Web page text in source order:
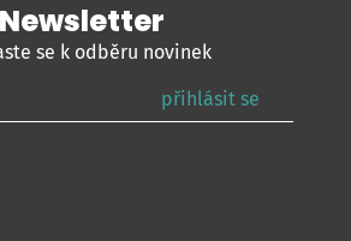
Newsletter
se k odběru novinek
přihlásit se